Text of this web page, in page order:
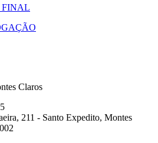
FINAL
Claros
211 - Santo Expedito, Montes